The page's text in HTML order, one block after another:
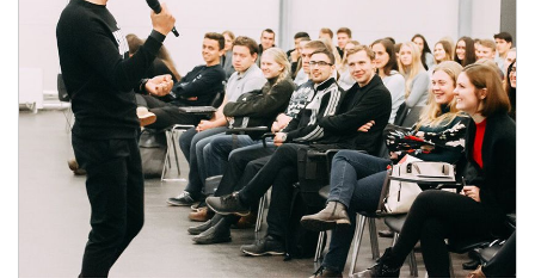
Обучение
Наука
Международная
деятельность